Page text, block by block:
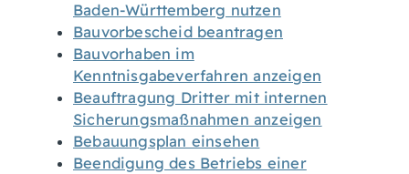
Baden-Württemberg nutzen
Bauvorbescheid beantragen
Bauvorhaben im
Kenntnisgabeverfahren anzeigen
Beauftragung Dritter mit internen
Sicherungsmaßnahmen anzeigen
Bebauungsplan einsehen
Beendigung des Betriebs einer